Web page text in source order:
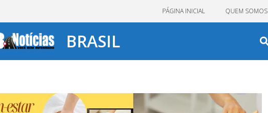
PÁGINA INICIAL QUEM SOMOS
BRASIL